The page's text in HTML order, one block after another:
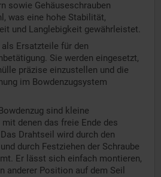
sowie Gehäuseschrauben
was eine hohe Stabilität,
und Langlebigkeit gewährleistet.
als Ersatzteile für den
Sie werden eingesetzt,
präzise einzustellen und die
im Bowdenzugsystem
sind kleine
denen das freie Ende des
Drahtseil wird durch den
durch Festziehen der Schraube
Er lässt sich einfach montieren,
anderer Position auf dem Seil